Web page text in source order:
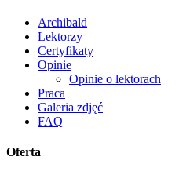
Archibald
Lektorzy
Certyfikaty
Opinie
Opinie o lektorach
Praca
Galeria zdjęć
FAQ
Oferta